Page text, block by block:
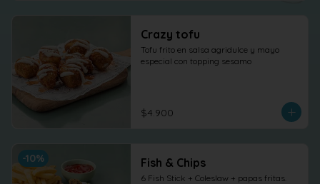
Crazy tofu
Tofu frito en salsa agridulce y mayo
especial con topping sesamo
$4.900
-10% Fish & Chips
6 Fish Stick + Coleslaw + papas fritas.